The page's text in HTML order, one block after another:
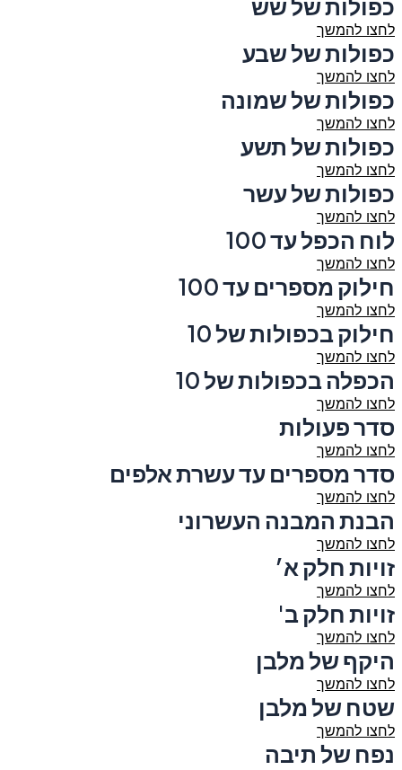
כפולות של שש
לחצו להמשך
כפולות של שבע
לחצו להמשך
כפולות של שמונה
לחצו להמשך
כפולות של תשע
לחצו להמשך
כפולות של עשר
לחצו להמשך
לוח הכפל עד 100
לחצו להמשך
חילוק מספרים עד 100
לחצו להמשך
חילוק בכפולות של 10
לחצו להמשך
הכפלה בכפולות של 10
לחצו להמשך
סדר פעולות
לחצו להמשך
סדר מספרים עד עשרת אלפים
לחצו להמשך
הבנת המבנה העשרוני
לחצו להמשך
זויות חלק א׳
לחצו להמשך
זויות חלק ב'
לחצו להמשך
היקף של מלבן
לחצו להמשך
שטח של מלבן
לחצו להמשך
נפח של תיבה